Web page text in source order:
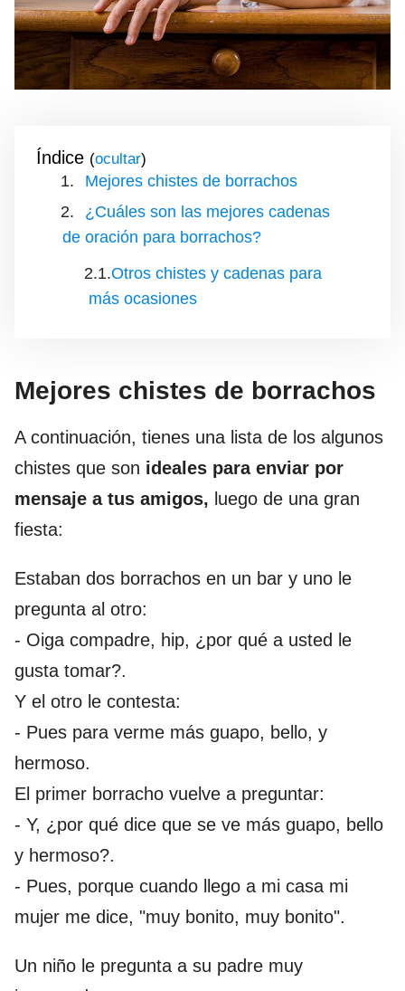
Índice ( )
Mejores chistes de borrachos
¿Cuáles son las mejores cadenas
de oración para borrachos?
Otros chistes y cadenas para
más ocasiones
Mejores chistes de borrachos
A continuación, tienes una lista de los algunos
chistes que son ideales para enviar por
mensaje a tus amigos, luego de una gran
fiesta:
Estaban dos borrachos en un bar y uno le
pregunta al otro:
- Oiga compadre, hip, ¿por qué a usted le
gusta tomar?.
Y el otro le contesta:
- Pues para verme más guapo, bello, y
hermoso.
El primer borracho vuelve a preguntar:
- Y, ¿por qué dice que se ve más guapo, bello
y hermoso?.
- Pues, porque cuando llego a mi casa mi
mujer me dice, "muy bonito, muy bonito".
Un niño le pregunta a su padre muy